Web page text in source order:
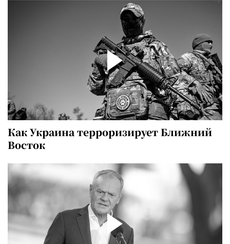
Как Украина терроризирует Ближний
Восток